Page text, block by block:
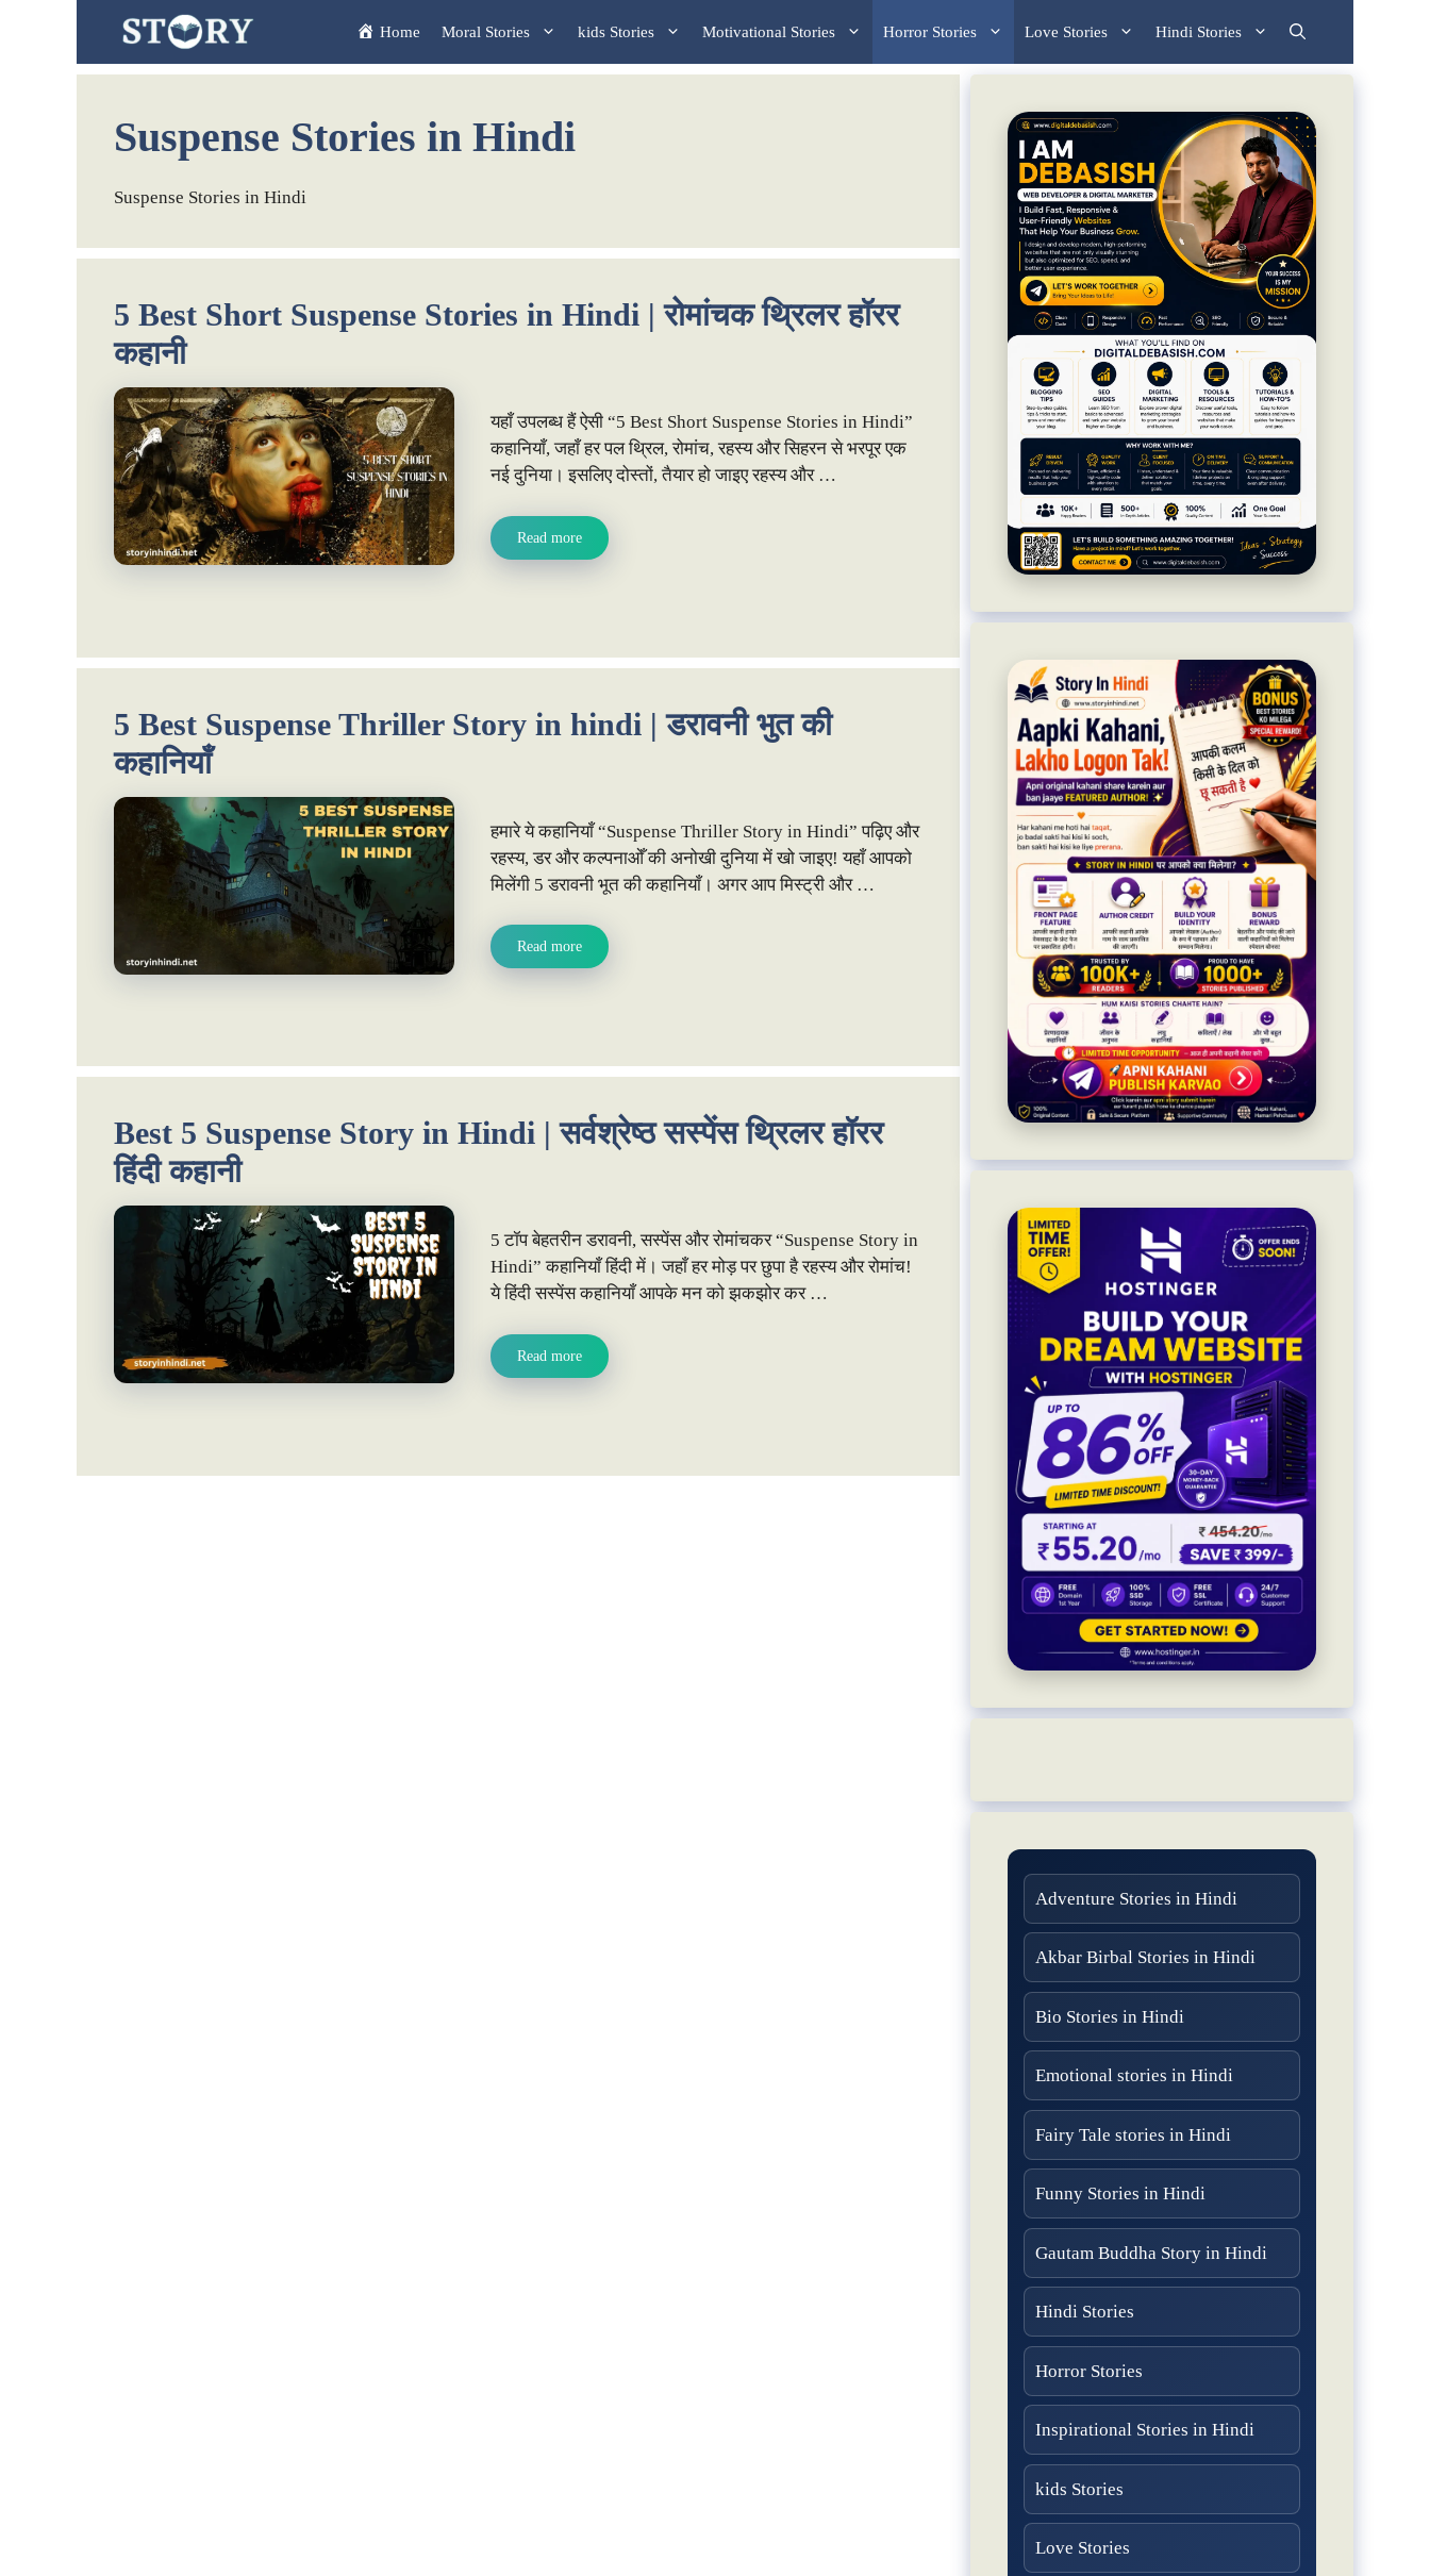
Home Moral Stories kids Stories Motivational Stories Horror Stories Love Stories Hindi Stories
Suspense Stories in Hindi
Suspense Stories in Hindi
5 Best Short Suspense Stories in Hindi | रोमांचक थ्रिलर हॉरर
कहानी
यहाँ उपलब्ध हैं ऐसी “5 Best Short Suspense Stories in Hindi”
कहानियाँ, जहाँ हर पल थ्रिल, रोमांच, रहस्य और सिहरन से भरपूर एक
नई दुनिया। इसलिए दोस्तों, तैयार हो जाइए रहस्य और …
Read more
5 Best Suspense Thriller Story in hindi | डरावनी भुत की
कहानियाँ
हमारे ये कहानियाँ “Suspense Thriller Story in Hindi” पढ़िए और
रहस्य, डर और कल्पनाओँ की अनोखी दुनिया में खो जाइए! यहाँ आपको
मिलेंगी 5 डरावनी भूत की कहानियाँ। अगर आप मिस्ट्री और …
Read more
Best 5 Suspense Story in Hindi | सर्वश्रेष्ठ सस्पेंस थ्रिलर हॉरर
हिंदी कहानी
5 टॉप बेहतरीन डरावनी, सस्पेंस और रोमांचकर “Suspense Story in
Hindi” कहानियाँ हिंदी में। जहाँ हर मोड़ पर छुपा है रहस्य और रोमांच!
ये हिंदी सस्पेंस कहानियाँ आपके मन को झकझोर कर …
Read more
Adventure Stories in Hindi
Akbar Birbal Stories in Hindi
Bio Stories in Hindi
Emotional stories in Hindi
Fairy Tale stories in Hindi
Funny Stories in Hindi
Gautam Buddha Story in Hindi
Hindi Stories
Horror Stories
Inspirational Stories in Hindi
kids Stories
Love Stories